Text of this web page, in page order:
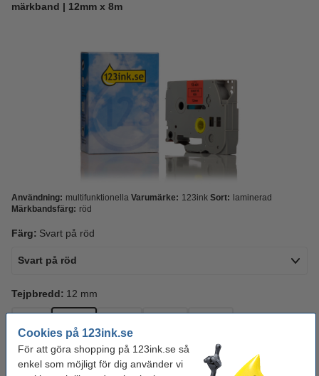
Cookies på 123ink.se
För att göra shopping på 123ink.se så
enkel som möjligt för dig använder vi
märkband | 12mm x 8m
Användning: multifunktionella Varumärke: 123ink Sort: laminerad
Märkbandsfärg: röd
Färg: Svart på röd
Svart på röd
Tejpbredd: 12 mm
Se specifikationerna och beskrivningen
Spara nästan 35%med varumärket 123ink!